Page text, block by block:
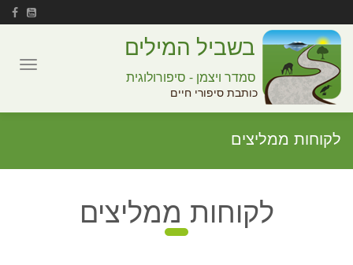
Toggle
בשביל המילים
סמדר ויצמן - סיפורולוגית
כותבת סיפורי חיים
לקוחות ממליצים
לקוחות ממליצים